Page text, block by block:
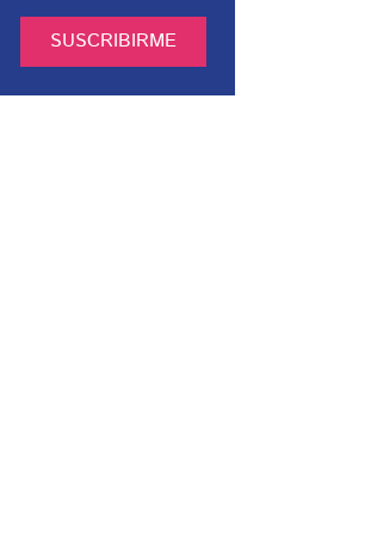
SUSCRIBIRME